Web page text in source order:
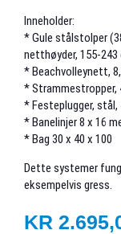
Inneholder:
* Gule stålstolper
netthøyder, 155-243
* Beachvolleynett,
* Strammestropper,
* Festeplugger, stål,
* Banelinjer 8 x 16
* Bag 30 x 40 x 100
Dette systemer
eksempelvis gress.
KR